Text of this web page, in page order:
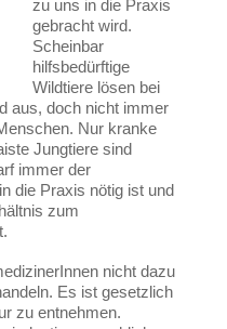
zu uns in die Praxis
gebracht wird.
Scheinbar
hilfsbedürftige
Wildtiere lösen bei
aus, doch nicht immer
Nur kranke
Jungtiere sind
immer der
die Praxis nötig ist und
zum
nicht dazu
Es ist gesetzlich
zu entnehmen.